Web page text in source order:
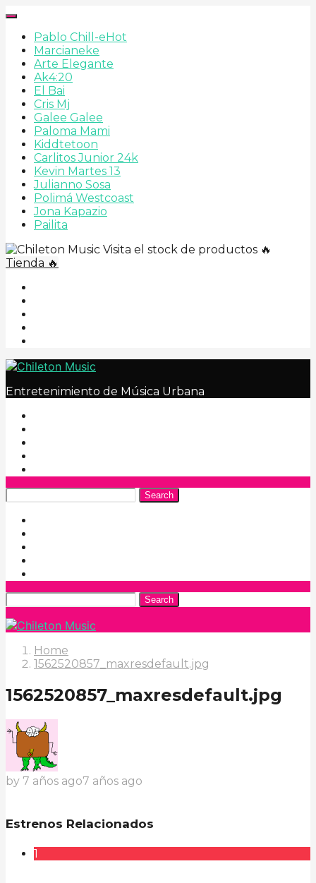
Pablo Chill-eHot
Marcianeke
Arte Elegante
Ak4:20
El Bai
Cris Mj
Galee Galee
Paloma Mami
Kiddtetoon
Carlitos Junior 24k
Kevin Martes 13
Julianno Sosa
Polimá Westcoast
Jona Kapazio
Pailita
Visita el stock de productos 🔥
Tienda 🔥
Entretenimiento de Música Urbana
Search
Search
Home
1562520857_maxresdefault.jpg
1562520857_maxresdefault.jpg
by 7 años ago7 años ago
Estrenos Relacionados
1